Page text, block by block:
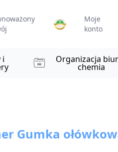
Moje
konto
i Organizacja
chemia
Gumka